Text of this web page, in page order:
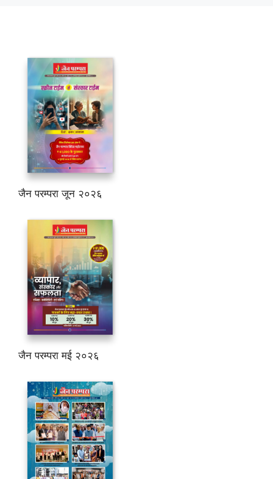
जैन परम्परा जून २०२६
जैन परम्परा मई २०२६